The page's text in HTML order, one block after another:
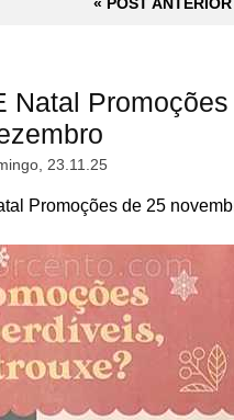
Natal
23.11.25
Promoções de 25